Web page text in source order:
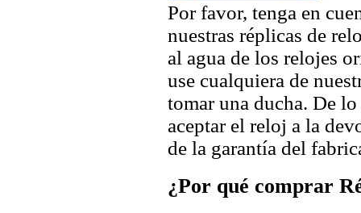
Por favor, tenga en
nuestras réplicas de
al agua de los relojes
use cualquiera de
tomar una ducha. De
aceptar el reloj a la
de la garantía del
¿Por qué comprar